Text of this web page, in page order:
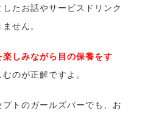
たお話やサービスドリンク
せん。
しみながら目の保養をす
のが正解ですよ。
トのガールズバーでも、お